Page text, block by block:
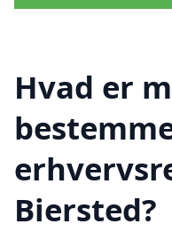
Hvad er
Biersted?